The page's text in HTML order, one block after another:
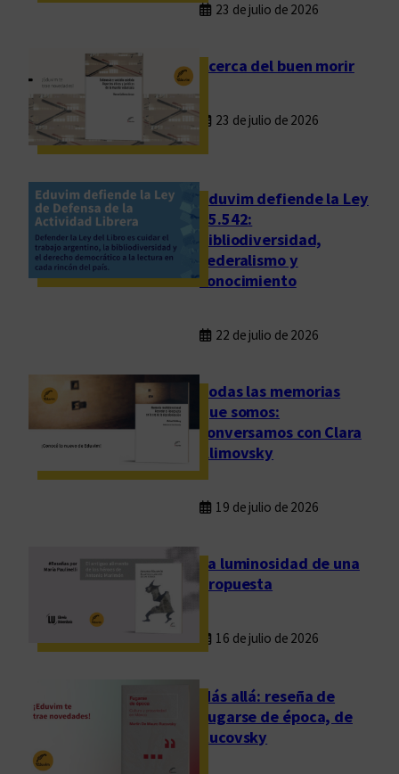
23 de julio de 2026
Acerca del buen morir
23 de julio de 2026
Eduvim defiende la Ley
25.542:
bibliodiversidad,
federalismo y
conocimiento
22 de julio de 2026
Todas las memorias
que somos:
conversamos con Clara
Klimovsky
19 de julio de 2026
La luminosidad de una
propuesta
16 de julio de 2026
Más allá: reseña de
Fugarse de época, de
Rucovsky